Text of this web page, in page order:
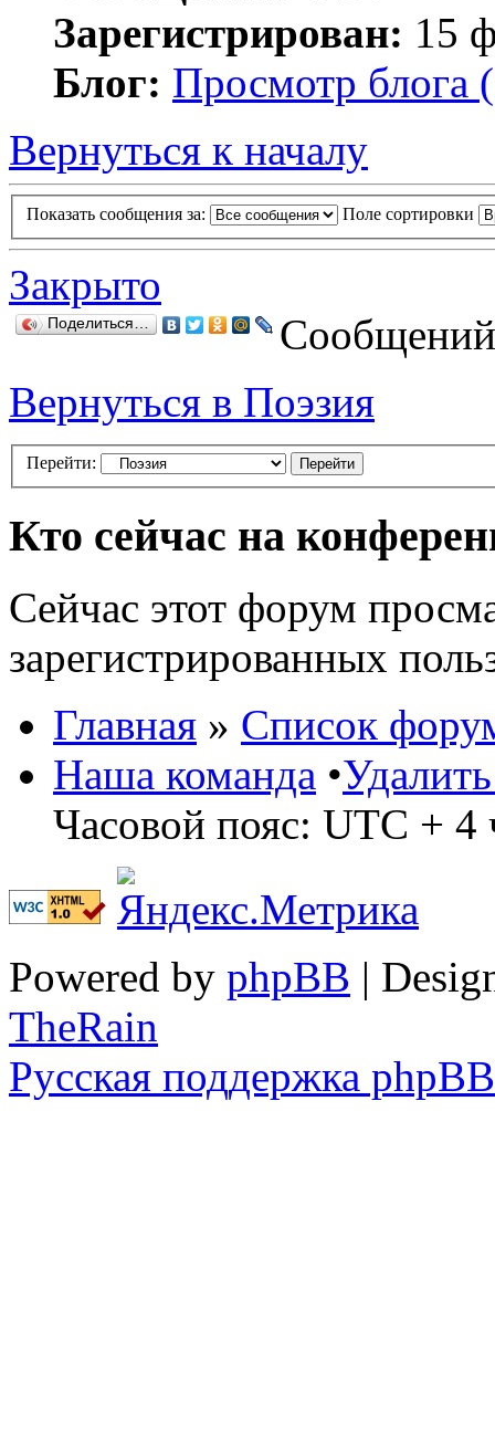
Зарегистрирован: 15
Блог: Просмотр блога
Вернуться к началу
Показать сообщения за: Поле сортировки
Закрыто
Поделиться…
Вернуться в Поэзия
Перейти:
Кто сейчас на
Сейчас этот форум
зарегистрированных
Главная » Список
Наша команда •
Часовой пояс: UTC + 4
Powered by phpBB |
TheRain
Русская поддержка phpBB